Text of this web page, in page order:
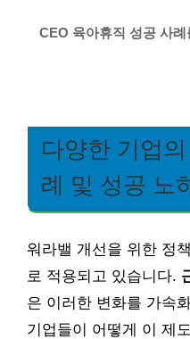
CEO 육아휴직 성공 사
다양한 기업
례 및 성공 노
워라밸 개선을 위한 정
로 적용되고 있습니다.
은 이러한 변화를 가속
기업들이 어떻게 이 제